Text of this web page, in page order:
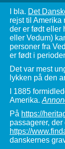
I bla. Det
rejst til Amerika
der er født eller
eller Vedum)
personer fra
er født i
Det var mest
lykken på den
I 1885
Amerika.
På https://
passagerer,
https://
danskernes